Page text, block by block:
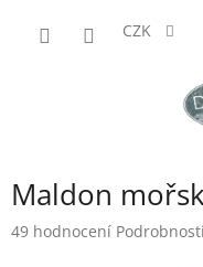
CZK
Maldon
Průměrné
49 hodnocení